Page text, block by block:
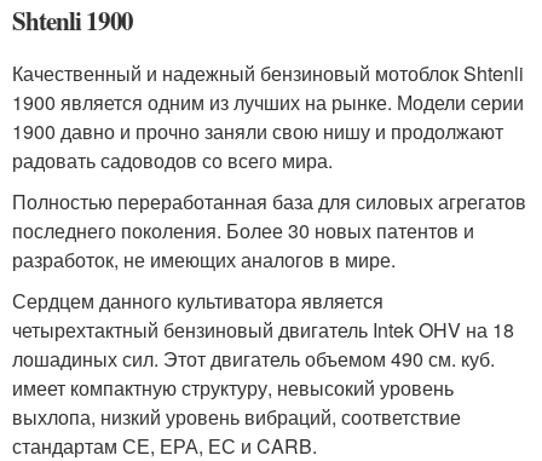
Shtenli 1900
Качественный и надежный бензиновый мотоблок Shtenli
1900 является одним из лучших на рынке. Модели серии
1900 давно и прочно заняли свою нишу и продолжают
радовать садоводов со всего мира.
Полностью переработанная база для силовых агрегатов
последнего поколения. Более 30 новых патентов и
разработок, не имеющих аналогов в мире.
Сердцем данного культиватора является
четырехтактный бензиновый двигатель Intek OHV на 18
лошадиных сил. Этот двигатель объемом 490 см. куб.
имеет компактную структуру, невысокий уровень
выхлопа, низкий уровень вибраций, соответствие
стандартам СЕ, ЕРА, ЕС и CARB.